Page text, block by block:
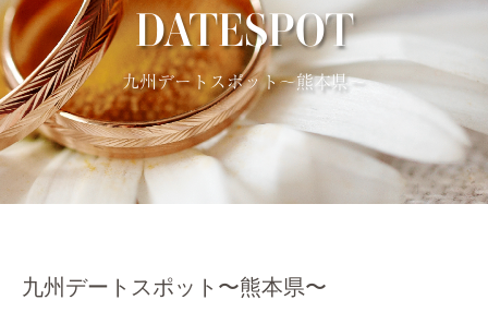
DATESPOT
九州デートスポット〜熊本県〜
九州デートスポット〜熊本県〜